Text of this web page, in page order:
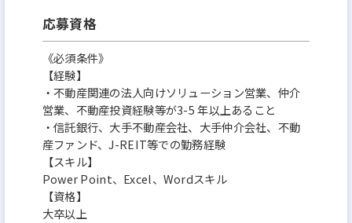
応募資格
《必須条件》
【経験】
・不動産関連の法人向けソリューション営業、仲介
営業、不動産投資経験等が3-5 年以上あること
・信託銀行、大手不動産会社、大手仲介会社、不動
産ファンド、J-REIT等での勤務経験
【スキル】
Power Point、Excel、Wordスキル
【資格】
大卒以上